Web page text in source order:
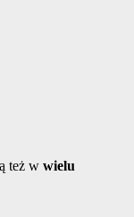
też w wielu